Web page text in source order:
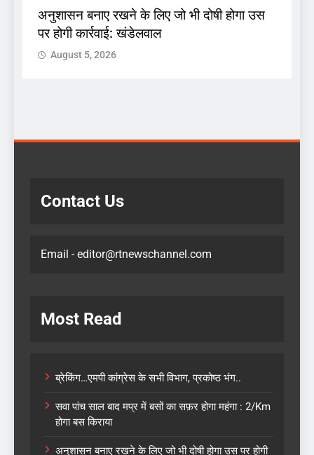
अनुशासन बनाए रखने के लिए जो भी दोषी होगा उस
पर होगी कार्रवाई: खंडेलवाल
August 5, 2026
Contact Us
Email - editor@rtnewschannel.com
Most Read
ब्रेकिंग…एमपी कांग्रेस के सभी विभाग, प्रकोष्ठ भंग..
सवा पांच साल बाद मप्र में बसों का सफ़र होगा महंगा : 2/Km
होगा बस किराया
अनुशासन बनाए रखने के लिए जो भी दोषी होगा उस पर होगी